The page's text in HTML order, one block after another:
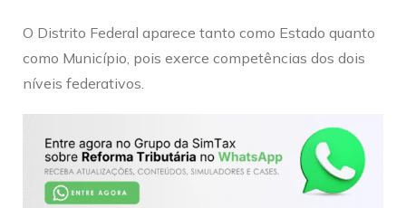
O Distrito Federal aparece tanto como Estado quanto
como Município, pois exerce competências dos dois
níveis federativos.